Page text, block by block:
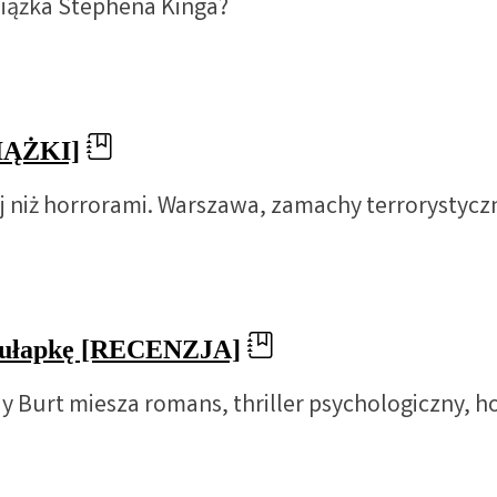
Stephena Kinga?
horrorami. Warszawa, zamachy
[RECENZJA]
miesza romans, thriller psychologiczny,